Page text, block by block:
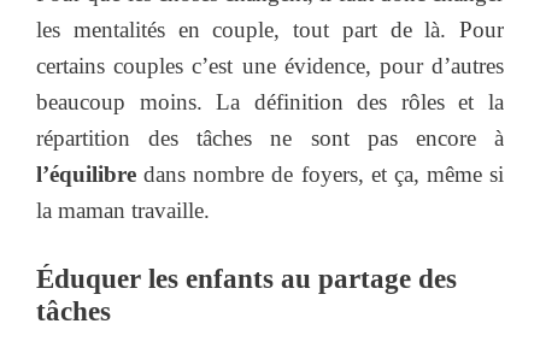
les mentalités en couple, tout part de là. Pour
certains couples c’est une évidence, pour d’autres
beaucoup moins. La définition des rôles et la
répartition des tâches ne sont pas encore à
l’équilibredans nombre de foyers, et ça, même si
la maman travaille.
Éduquer les enfants au partage des
tâches